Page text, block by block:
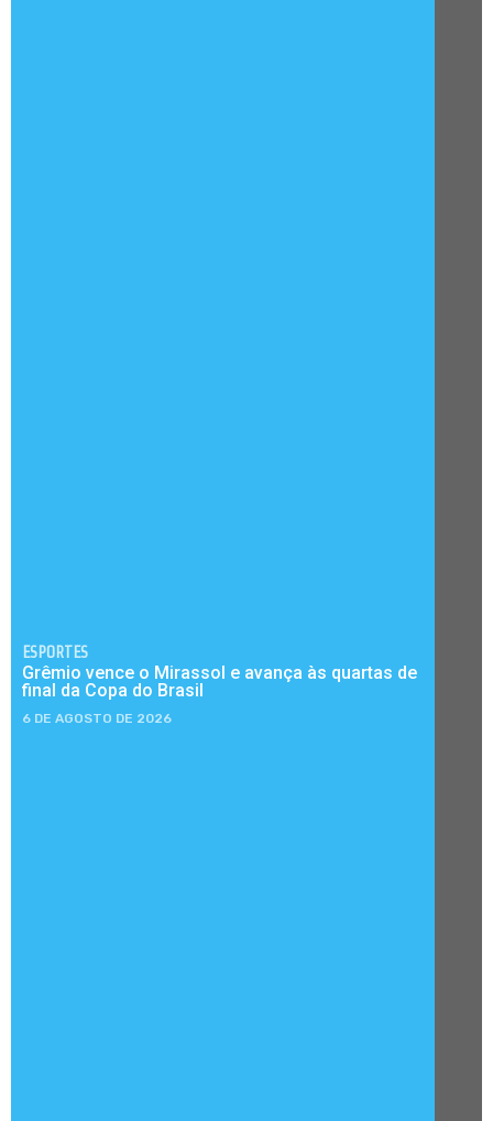
ESPORTES
Grêmio vence o Mirassol e avança às quartas de
final da Copa do Brasil
6 DE AGOSTO DE 2026